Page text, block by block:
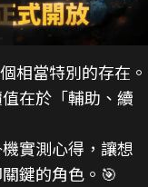
相當特別的存在。
在於「輔助、續
實測心得，讓想
鍵的角色。🎯